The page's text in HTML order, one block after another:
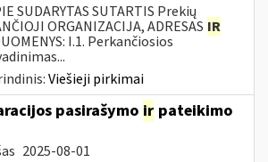
SUDARYTAS SUTARTIS Prekių
ORGANIZACIJA, ADRESAS IR
I.1. Perkančiosios
Viešieji pirkimai
pasirašymo ir pateikimo
2025-08-01